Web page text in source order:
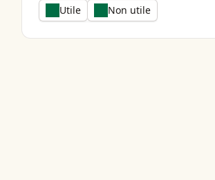
Utile Non utile